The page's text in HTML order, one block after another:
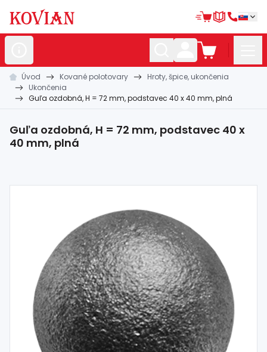
Nerezovépolotovary
Hliníkové polotovary
Kovanépolotovary
Zábradlia a
záhrada
materiál
Spojovacímateriál
Zľava
Úvod Kované polotovary
Hroty, špice, ukončenia
Ukončenia
Guľa ozdobná, H = 72 mm, podstavec 40 x 40 mm, plná
Guľa ozdobná, H = 72 mm, podstavec 40 x
40 mm, plná